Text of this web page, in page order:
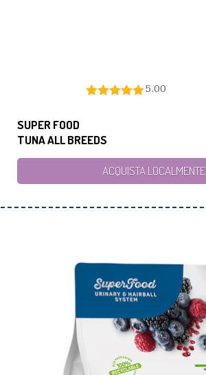
5.00
SUPER FOOD
TUNA ALL BREEDS
ACQUISTA LOCALMENTE